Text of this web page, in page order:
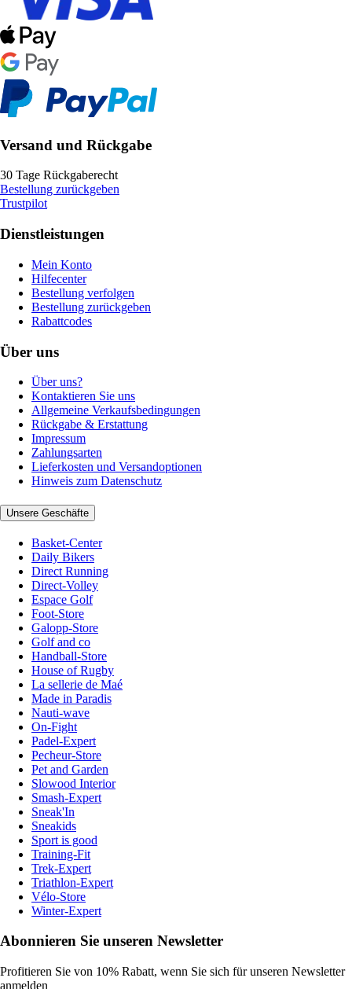
Versand und Rückgabe
30 Tage Rückgaberecht
Bestellung zurückgeben
Trustpilot
Dienstleistungen
Mein Konto
Hilfecenter
Bestellung verfolgen
Bestellung zurückgeben
Rabattcodes
Über uns
Über uns?
Kontaktieren Sie uns
Allgemeine Verkaufsbedingungen
Rückgabe & Erstattung
Impressum
Zahlungsarten
Lieferkosten und Versandoptionen
Hinweis zum Datenschutz
Unsere Geschäfte
Basket-Center
Daily Bikers
Direct Running
Direct-Volley
Espace Golf
Foot-Store
Galopp-Store
Golf and co
Handball-Store
House of Rugby
La sellerie de Maé
Made in Paradis
Nauti-wave
On-Fight
Padel-Expert
Pecheur-Store
Pet and Garden
Slowood Interior
Smash-Expert
Sneak'In
Sneakids
Sport is good
Training-Fit
Trek-Expert
Triathlon-Expert
Vélo-Store
Winter-Expert
Abonnieren Sie unseren Newsletter
Profitieren Sie von 10% Rabatt, wenn Sie sich für unseren Newsletter
anmelden